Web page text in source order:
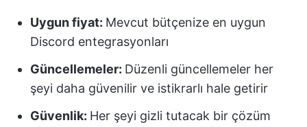
Uygun fiyat: Mevcut bütçenize en uygun
Discord entegrasyonları
Güncellemeler: Düzenli güncellemeler her
şeyi daha güvenilir ve istikrarlı hale getirir
Güvenlik: Her şeyi gizli tutacak bir çözüm